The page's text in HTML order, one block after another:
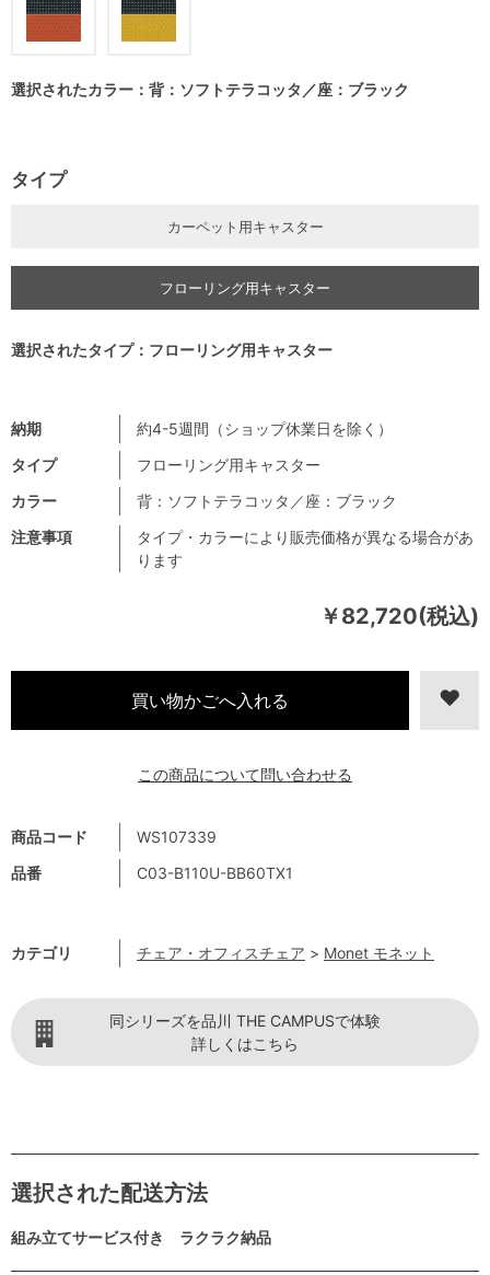
￥82,720(税込)
商品コード
WS107339
品番
C03-B110U-BB60TX1
カテゴリ チェア・オフィスチェア > Monet モネット
注意事項
タイプ・カラーにより販売価格が異なる場合があ
ります
納期
約4-5週間（ショップ休業日を除く）
タイプ
フローリング用キャスター
カラー
背：ソフトテラコッタ／座：ブラック
選択されたカラー：背：ソフトテラコッタ／座：ブラック
タイプ
カーペット用キャスター
フローリング用キャスター
選択されたタイプ：フローリング用キャスター
この商品について問い合わせる
同シリーズを品川 THE CAMPUSで体験
詳しくはこちら
選択された配送方法
組み立てサービス付き ラクラク納品